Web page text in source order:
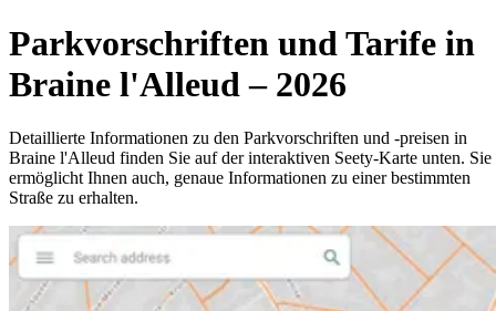
Parkvorschriften und Tarife in
Braine l'Alleud – 2026
Detaillierte Informationen zu den Parkvorschriften und -preisen in
Braine l'Alleud finden Sie auf der interaktiven Seety-Karte unten. Sie
ermöglicht Ihnen auch, genaue Informationen zu einer bestimmten
Straße zu erhalten.